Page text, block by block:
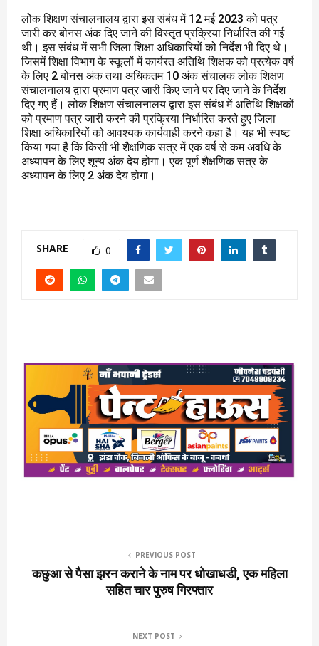
लोेक शिक्षण संचालनालय द्वारा इस संबंध में 12 मई 2023 को पत्र
जारी कर बोनस अंक दिए जाने की विस्तृत प्रक्रिया निर्धारित की गई
थी। इस संबंध में सभी जिला शिक्षा अधिकारियों को निर्देश भी दिए थे।
जिसमें शिक्षा विभाग के स्कूलों में कार्यरत अतिथि शिक्षक को प्रत्येक वर्ष
के लिए 2 बोनस अंक तथा अधिकतम 10 अंक संचालक लोक शिक्षण
संचालनालय द्वारा प्रमाण पत्र जारी किए जाने पर दिए जाने के निर्देश
दिए गए हैं। लोक शिक्षण संचालनालय द्वारा इस संबंध में अतिथि शिक्षकों
को प्रमाण पत्र जारी करने की प्रक्रिया निर्धारित करते हुए जिला
शिक्षा अधिकारियों को आवश्यक कार्यवाही करने कहा है। यह भी स्पष्ट
किया गया है कि किसी भी शैक्षणिक सत्र में एक वर्ष से कम अवधि के
अध्यापन के लिए शून्य अंक देय होगा। एक पूर्ण शैक्षणिक सत्र के
अध्यापन के लिए 2 अंक देय होगा।
SHARE 0
PREVIOUS POST
कछुआ से पैसा झरन कराने के नाम पर धोखाधडी, एक महिला
सहित चार पुरुष गिरफ्तार
NEXT POST